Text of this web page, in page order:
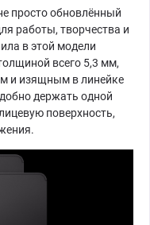
просто обновлённый
работы, творчества и
в этой модели
всего 5,3 мм,
и изящным в линейке
держать одной
поверхность,